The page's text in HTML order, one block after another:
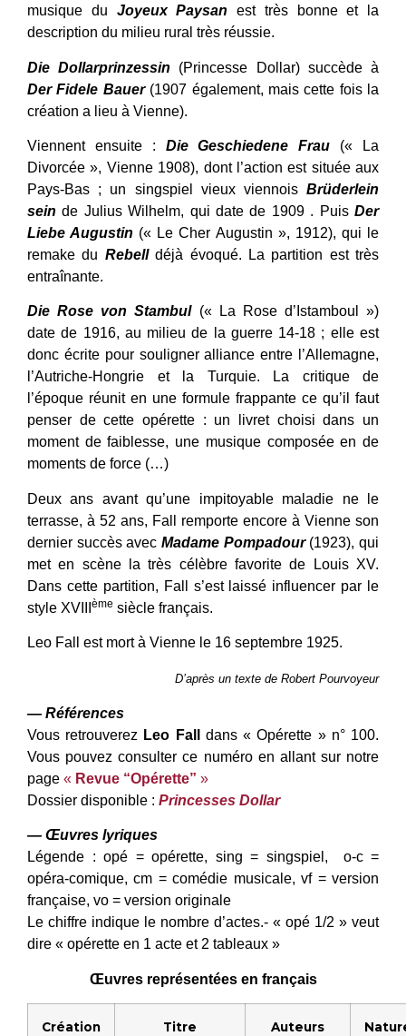
musique du Joyeux Paysan est très bonne et la
description du milieu rural très réussie.
Die Dollarprinzessin (Princesse Dollar) succède à
Der Fidele Bauer(1907 également, mais cette fois la
création a lieu à Vienne).
Viennent ensuite : Die Geschiedene Frau
(« La
Divorcée », Vienne 1908), dont l’action est située aux
Pays-Bas ; un singspiel vieux viennois Brüderlein
sein de Julius Wilhelm, qui date de 1909 . PuisDer
Liebe Augustin (« Le Cher Augustin », 1912), qui le
remake du Rebell déjà évoqué. La partition est très
entraînante.
Die Rose von Stambul(« La Rose d’Istamboul »)
date de 1916, au milieu de la guerre 14-18 ; elle est
donc écrite pour souligner alliance entre l’Allemagne,
l’Autriche-Hongrie et la Turquie. La critique de
l’époque réunit en une formule frappante ce qu’il faut
penser de cette opérette : un livret choisi dans un
moment de faiblesse, une musique composée en de
moments de force (…)
Deux ans avant qu’une impitoyable maladie ne le
terrasse, à 52 ans, Fall remporte encore à Vienne son
dernier succès avec Madame Pompadour(1923), qui
met en scène la très célèbre favorite de Louis XV.
Dans cette partition, Fall s’est laissé influencer par le
style XVIII
ème siècle français.
Leo Fall est mort à Vienne le 16 septembre 1925.
D’après un texte de Robert Pourvoyeur
— Références
Vous retrouverez Leo Fall dans « Opérette » n° 100.
Vous pouvez consulter ce numéro en allant sur notre
page « Revue “Opérette” »
Dossier disponible : Princesses Dollar
— Œuvres lyriques
Légende : opé = opérette, sing = singspiel, o-c =
opéra-comique, cm = comédie musicale, vf = version
française, vo = version originale
Le chiffre indique le nombre d’actes.- « opé 1/2 » veut
dire « opérette en 1 acte et 2 tableaux »
Œuvres représentées en français
Création Titre Auteurs